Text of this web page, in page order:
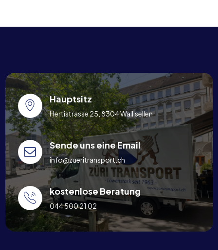
Hauptsitz
Hertistrasse 25, 8304 Wallisellen
Sende uns eine Email
info@zueritransport.ch
kostenlose Beratung
044 500 21 02